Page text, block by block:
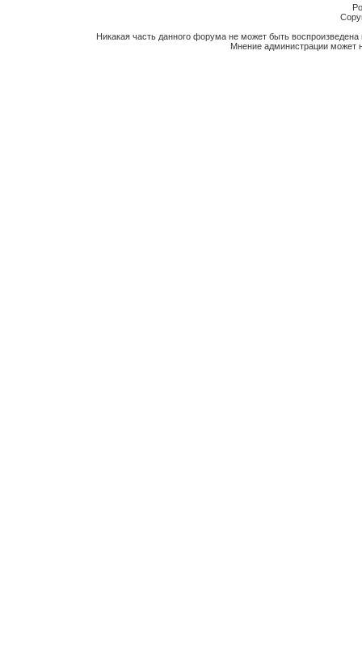
Никакая часть данного форума не может быть
Мнение администрации может